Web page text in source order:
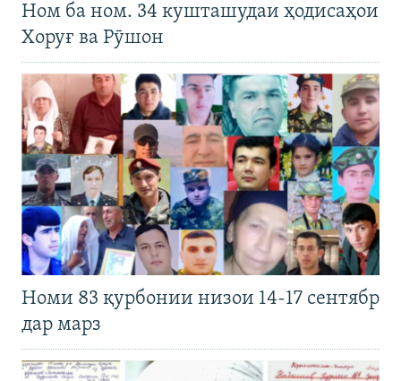
Ном ба ном. 34 кушташудаи ҳодисаҳои
Хоруғ ва Рӯшон
Номи 83 қурбонии низои 14-17 сентябр
дар марз